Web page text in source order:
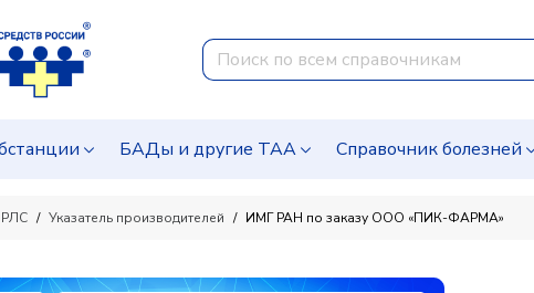
БАДы и другие ТАА Справочник болезней
РЛС Указатель производителей ИМГ РАН по заказу ООО «ПИК-ФАРМА»